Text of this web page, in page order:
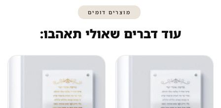
מוצרים דומים
עוד דברים שאולי תאהבו: